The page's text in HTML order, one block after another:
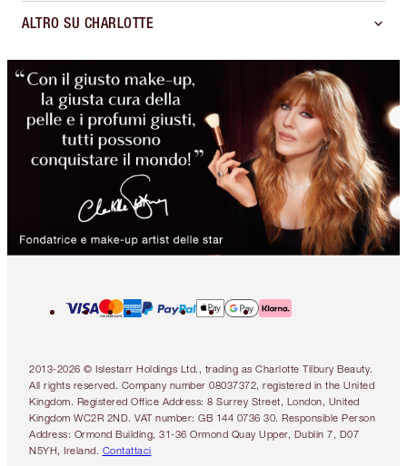
ALTRO SU CHARLOTTE
2013-2026 © Islestarr Holdings Ltd., trading as Charlotte Tilbury Beauty.
All rights reserved. Company number 08037372, registered in the United
Kingdom. Registered Office Address: 8 Surrey Street, London, United
Kingdom WC2R 2ND. VAT number: GB 144 0736 30. Responsible Person
Address: Ormond Building, 31-36 Ormond Quay Upper, Dublin 7, D07
N5YH, Ireland. Contattaci